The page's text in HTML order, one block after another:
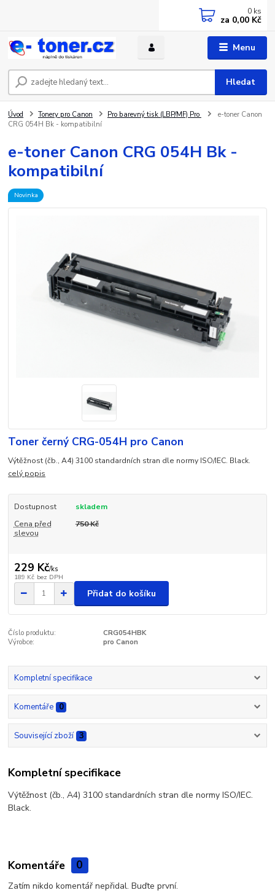
Menu
Hledat
0 ks
za 0,00 Kč
Úvod Tonery pro Canon Pro barevný tisk (LBP/MF) Pro
e-toner Canon
CRG 054H Bk - kompatibilní
e-toner Canon CRG 054H Bk -
kompatibilní
Novinka
Toner černý CRG-054H pro Canon
Výtěžnost (čb., A4) 3100 standardních stran dle normy ISO/IEC. Black.
celý popis
Dostupnost
skladem
Cena před
slevou
750 Kč
229 Kč/ks
189 Kč bez DPH
Přidat do košíku
Číslo produktu:
CRG054HBK
Výrobce:
pro Canon
Kompletní specifikace
Komentáře 0
Související zboží 3
Kompletní specifikace
Výtěžnost (čb., A4) 3100 standardních stran dle normy ISO/IEC.
Black.
Komentáře 0
Zatím nikdo komentář nepřidal. Buďte první.